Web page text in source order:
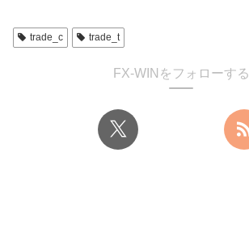
trade_c trade_t
FX-WINをフォローする